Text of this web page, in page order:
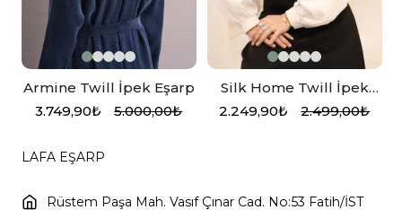
Armine Twill İpek Eşarp
3.749,90₺
5.000,00₺
Silk Home Twill İpek
Eşarp 11462-05
2.249,90₺ 2.499,00₺
LAFA EŞARP
Rüstem Paşa Mah. Vasıf Çınar Cad. No:53 Fatih/İST